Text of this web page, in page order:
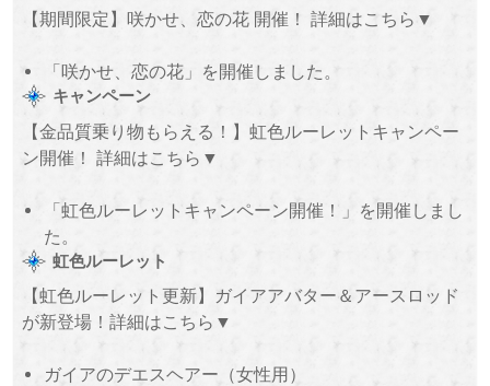
【期間限定】咲かせ、恋の花 開催！ 詳細はこちら▼
「咲かせ、恋の花」を開催しました。
キャンペーン
【金品質乗り物もらえる！】虹色ルーレットキャンペー
ン開催！ 詳細はこちら▼
「虹色ルーレットキャンペーン開催！」を開催しまし
た。
虹色ルーレット
【虹色ルーレット更新】ガイアアバター＆アースロッド
が新登場！詳細はこちら▼
ガイアのデエスヘアー（女性用）